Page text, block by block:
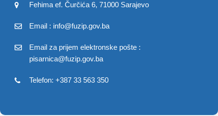
Fehima ef. Čurčića 6, 71000 Sarajevo
Email : info@fuzip.gov.ba
Email za prijem elektronske pošte :
pisarnica@fuzip.gov.ba
Telefon: +387 33 563 350